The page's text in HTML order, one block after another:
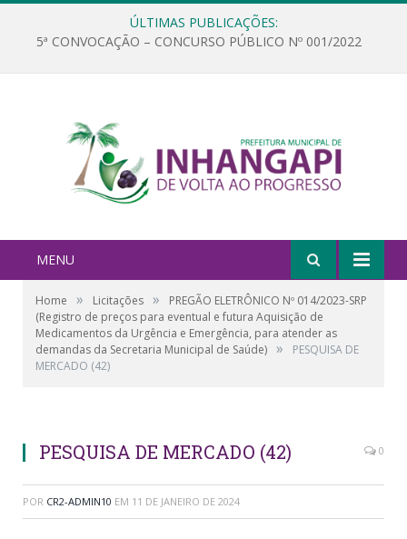
ÚLTIMAS PUBLICAÇÕES:
5ª CONVOCAÇÃO – CONCURSO PÚBLICO Nº 001/2022
MENU
Home » Licitações »
PREGÃO ELETRÔNICO Nº 014/2023-SRP
(Registro de preços para eventual e futura Aquisição de
Medicamentos da Urgência e Emergência, para atender as
demandas da Secretaria Municipal de Saúde) »
PESQUISA DE
MERCADO (42)
PESQUISA DE MERCADO (42) 0
POR CR2-ADMIN10 EM 11 DE JANEIRO DE 2024